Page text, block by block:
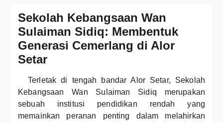
Sekolah Kebangsaan Wan
Sulaiman Sidiq: Membentuk
Generasi Cemerlang di Alor
Setar
Terletak di tengah bandar Alor Setar, Sekolah
Kebangsaan Wan Sulaiman Sidiq merupakan
sebuah institusi pendidikan rendah yang
memainkan peranan penting dalam melahirkan